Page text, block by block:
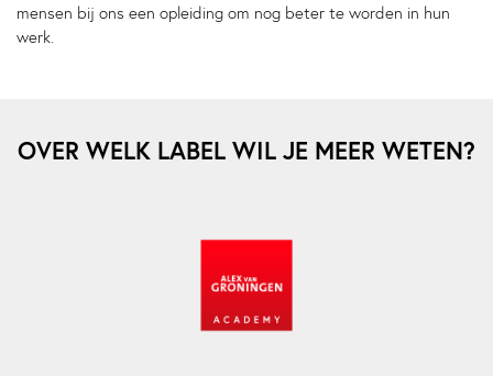
mensen bij ons een opleiding om nog beter te worden in hun
werk.
OVER WELK LABEL WIL JE MEER WETEN?